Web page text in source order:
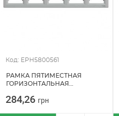
Код: EPH5800561
РАМКА ПЯТИМЕСТНАЯ
ГОРИЗОНТАЛЬНАЯ
SCHNEIDER ELECTRIC
284,26 грн